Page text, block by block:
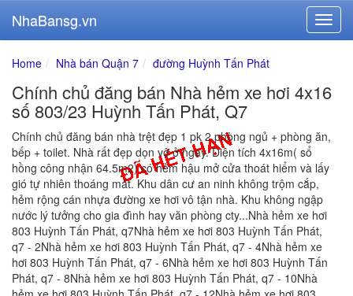
NhaBansg.vn
Home Nhà bán Quận 7 đường Huỳnh Tấn Phát
Chính chủ đăng bán Nhà hẻm xe hơi 4x16
số 803/23 Huỳnh Tấn Phát, Q7
Chính chủ đăng bán nhà trệt đẹp 1 pk 2 phòng ngủ + phòng ăn,
bếp + toilet. Nhà rất đẹp dọn vô ở ngay. Diện tích 4x16m( sổ
hồng công nhận 64.5m2) có hẻm hậu mở cửa thoát hiểm và lấy
gió tự nhiên thoáng mát. Khu dân cư an ninh không trộm cắp,
hẻm rộng cán nhựa đường xe hơi vô tận nhà. Khu không ngập
nước lý tưởng cho gia đình hay văn phòng cty...Nhà hẻm xe hơi
803 Huỳnh Tấn Phát, q7Nhà hẻm xe hơi 803 Huỳnh Tấn Phát,
q7 - 2Nhà hẻm xe hơi 803 Huỳnh Tấn Phát, q7 - 4Nhà hẻm xe
hơi 803 Huỳnh Tấn Phát, q7 - 6Nhà hẻm xe hơi 803 Huỳnh Tấn
Phát, q7 - 8Nhà hẻm xe hơi 803 Huỳnh Tấn Phát, q7 - 10Nhà